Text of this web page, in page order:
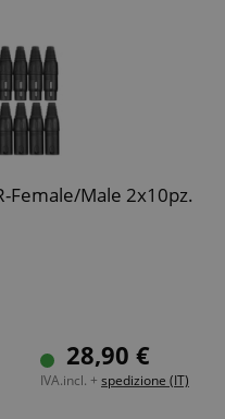
Female/Male 2x10pz.
28,90 €
IVA.incl. + spedizione (IT)